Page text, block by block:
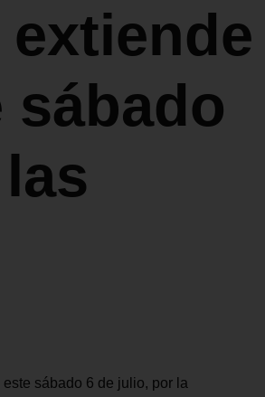
sábado 6 de julio, por la